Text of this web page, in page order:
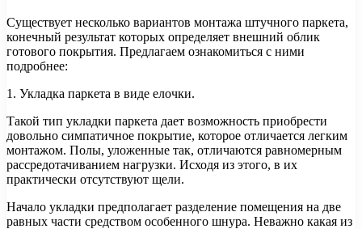
Существует несколько вариантов монтажа штучного паркета,
конечный результат которых определяет внешний облик
готового покрытия. Предлагаем ознакомиться с ними
подробнее:
1. Укладка паркета в виде елочки.
Такой тип укладки паркета дает возможность приобрести
довольно симпатичное покрытие, которое отличается легким
монтажом. Полы, уложенные так, отличаются равномерным
рассредотачиванием нагрузки. Исходя из этого, в их
практически отсутствуют щели.
Начало укладки предполагает разделение помещения на две
равных части средством особенного шнура. Неважно какая из